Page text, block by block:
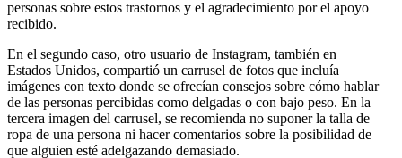
personas sobre estos trastornos y el agradecimiento por el apoyo
recibido.
En el segundo caso, otro usuario de Instagram, también en
Estados Unidos, compartió un carrusel de fotos que incluía
imágenes con texto donde se ofrecían consejos sobre cómo hablar
de las personas percibidas como delgadas o con bajo peso. En la
tercera imagen del carrusel, se recomienda no suponer la talla de
ropa de una persona ni hacer comentarios sobre la posibilidad de
que alguien esté adelgazando demasiado.